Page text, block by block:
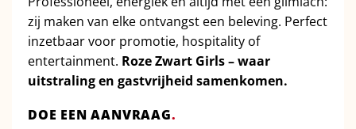
zij maken van elke ontvangst een beleving. Perfect
inzetbaar voor promotie, hospitality of
entertainment. Roze Zwart Girls – waar
uitstraling en gastvrijheid samenkomen.
DOE EEN AANVRAAG.